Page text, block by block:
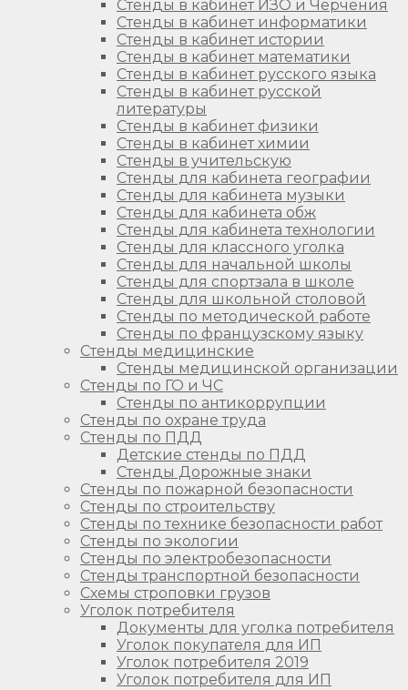
Стенды в кабинет ИЗО и Черчения
Стенды в кабинет информатики
Стенды в кабинет истории
Стенды в кабинет математики
Стенды в кабинет русского языка
Стенды в кабинет русской
литературы
Стенды в кабинет физики
Стенды в кабинет химии
Стенды в учительскую
Стенды для кабинета географии
Стенды для кабинета музыки
Стенды для кабинета обж
Стенды для кабинета технологии
Стенды для классного уголка
Стенды для начальной школы
Стенды для спортзала в школе
Стенды для школьной столовой
Стенды по методической работе
Стенды по французскому языку
Стенды медицинские
Стенды медицинской организации
Стенды по ГО и ЧС
Стенды по антикоррупции
Стенды по охране труда
Стенды по ПДД
Детские стенды по ПДД
Стенды Дорожные знаки
Стенды по пожарной безопасности
Стенды по строительству
Стенды по технике безопасности работ
Стенды по экологии
Стенды по электробезопасности
Стенды транспортной безопасности
Схемы строповки грузов
Уголок потребителя
Документы для уголка потребителя
Уголок покупателя для ИП
Уголок потребителя 2019
Уголок потребителя для ИП